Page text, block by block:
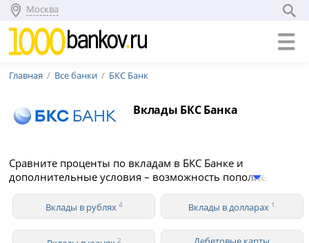
Москва
Главная Все банки БКС Банк
Вклады БКС Банка
Сравните проценты по вкладам в БКС Банке и
дополнительные условия – возможность пополнения и
снятия средств, капитализация, вклады для
пенсионеров. В 2026 году БКС Банк предлагает 4 вклада
для физических лиц в рублях со ставкой до 12.90%
годовых.
Вклады в рублях 4 Вклады в долларах 1
2